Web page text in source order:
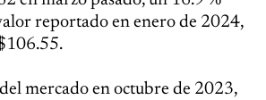
reportado en enero de 2024,
mercado en octubre de 2023,